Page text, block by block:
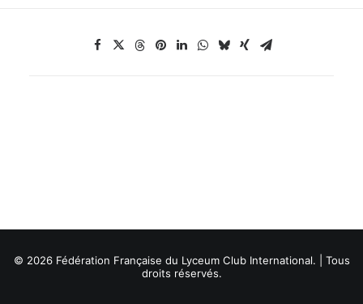
© 2026 Fédération Française du Lyceum Club International. | Tous
droits réservés.